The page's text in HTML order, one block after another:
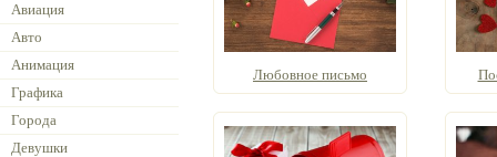
Авиация
Авто
Анимация
Графика
Города
Девушки
Любовное письмо